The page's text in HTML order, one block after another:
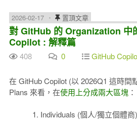
2026-02-17 置頂文章
對 GitHub 的 Organization 中
Copilot : 解釋篇
408 0 GitHub
在 GitHub Copilot (以 2026Q1 這時間
Plans 來看，在使用上分成兩大區塊：
Individuals (個人/獨立個體商)